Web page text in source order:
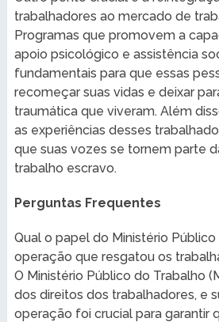
trabalhadores ao mercado de
Programas que promovem a
apoio psicológico e assistência
fundamentais para que essas
recomeçar suas vidas e deixar
traumática que viveram. Além
as experiências desses
que suas vozes se tornem parte
trabalho escravo.
Perguntas Frequentes
Qual o papel do Ministério
operação que resgatou os
O Ministério Público do Trabalho
dos direitos dos trabalhadores, e
operação foi crucial para garantir